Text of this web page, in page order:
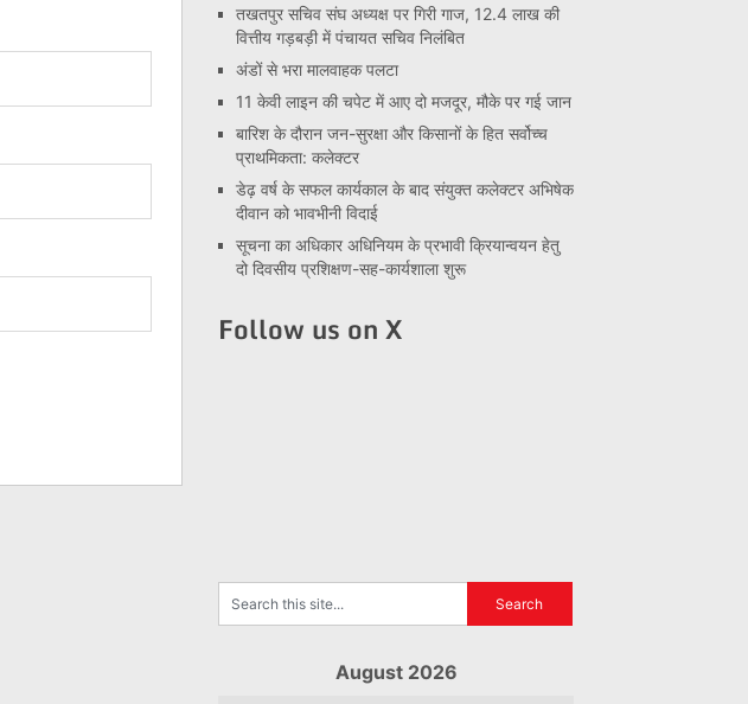
तखतपुर सचिव संघ अध्यक्ष पर गिरी गाज, 12.4 लाख की
वित्तीय गड़बड़ी में पंचायत सचिव निलंबित
अंडों से भरा मालवाहक पलटा
11 केवी लाइन की चपेट में आए दो मजदूर, मौके पर गई जान
बारिश के दौरान जन-सुरक्षा और किसानों के हित सर्वोच्च
प्राथमिकता: कलेक्टर
डेढ़ वर्ष के सफल कार्यकाल के बाद संयुक्त कलेक्टर अभिषेक
दीवान को भावभीनी विदाई
सूचना का अधिकार अधिनियम के प्रभावी क्रियान्वयन हेतु
दो दिवसीय प्रशिक्षण-सह-कार्यशाला शुरू
Follow us on X
August 2026